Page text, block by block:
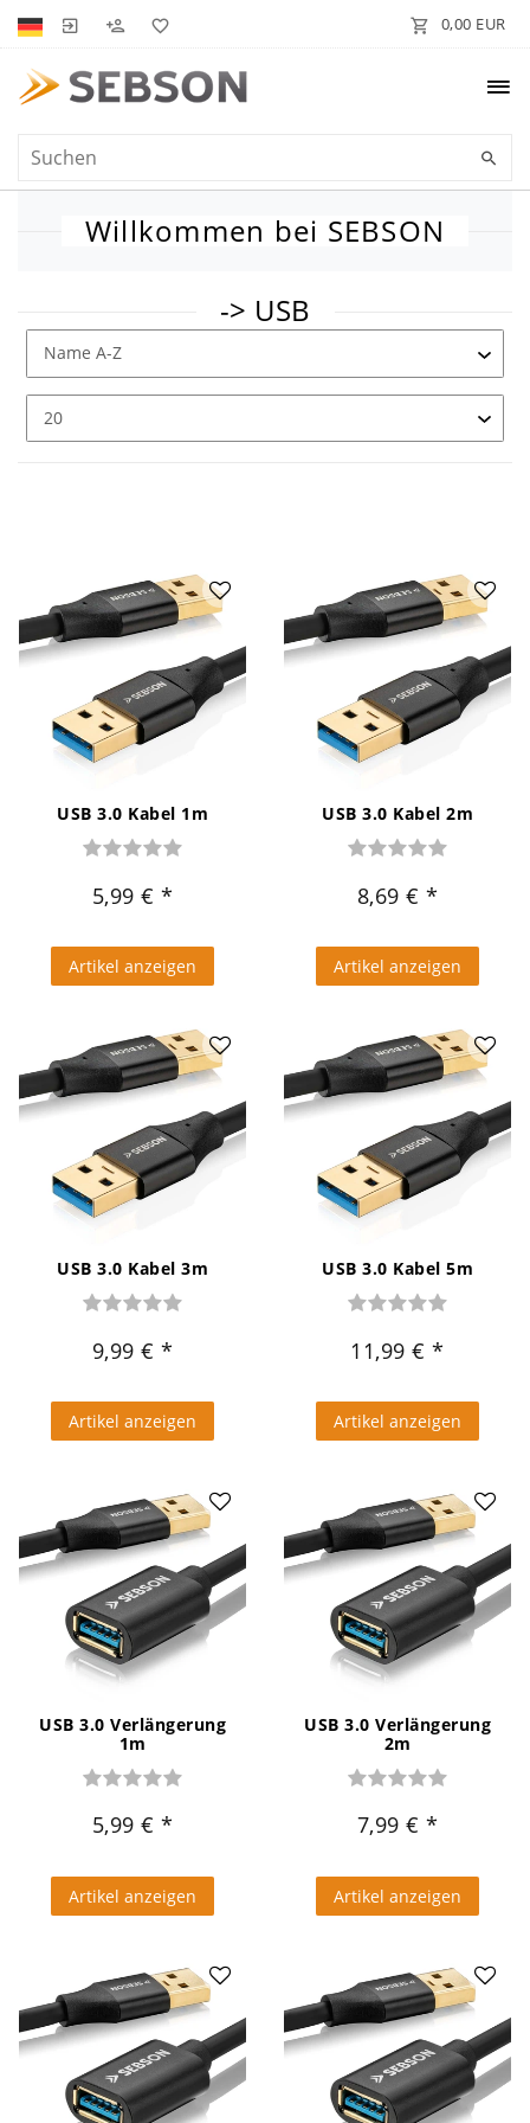
0,00 EUR
Willkommen bei SEBSON
-> USB
USB 3.0 Kabel 1m
5,99 €
Artikel anzeigen
USB 3.0 Kabel 2m
8,69 €
Artikel anzeigen
USB 3.0 Kabel 3m
9,99 €
Artikel anzeigen
USB 3.0 Kabel 5m
11,99 €
Artikel anzeigen
USB 3.0 Verlängerung
1m
5,99 €
Artikel anzeigen
USB 3.0 Verlängerung
2m
7,99 €
Artikel anzeigen